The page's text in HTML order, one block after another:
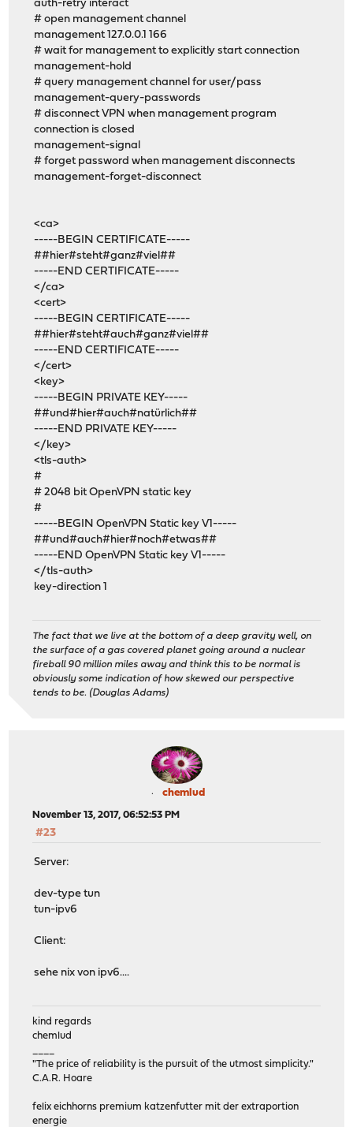
auth-retry interact
# open management channel
management 127.0.0.1 166
# wait for management to explicitly start connection
management-hold
# query management channel for user/pass
management-query-passwords
# disconnect VPN when management program
connection is closed
management-signal
# forget password when management disconnects
management-forget-disconnect
<ca>
-----BEGIN CERTIFICATE-----
##hier#steht#ganz#viel##
-----END CERTIFICATE-----
</ca>
<cert>
-----BEGIN CERTIFICATE-----
##hier#steht#auch#ganz#viel##
-----END CERTIFICATE-----
</cert>
<key>
-----BEGIN PRIVATE KEY-----
##und#hier#auch#natürlich##
-----END PRIVATE KEY-----
</key>
<tls-auth>
#
# 2048 bit OpenVPN static key
#
-----BEGIN OpenVPN Static key V1-----
##und#auch#hier#noch#etwas##
-----END OpenVPN Static key V1-----
</tls-auth>
key-direction 1
The fact that we live at the bottom of a deep gravity well, on
the surface of a gas covered planet going around a nuclear
fireball 90 million miles away and think this to be normal is
obviously some indication of how skewed our perspective
tends to be. (Douglas Adams)
chemlud
November 13, 2017, 06:52:53 PM
#23
Server:
dev-type tun
tun-ipv6
Client:
sehe nix von ipv6....
kind regards
chemlud
"The price of reliability is the pursuit of the utmost simplicity."
C.A.R. Hoare
felix eichhorns premium katzenfutter mit der extraportion
energie